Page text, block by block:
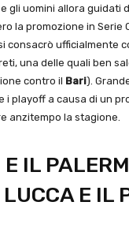
gli uomini allora guidati
la promozione in Serie
consacrò ufficialmente
una delle quali ben
contro il Bari).
i playoff a causa di un
anzitempo la stagione.
IL
E IL